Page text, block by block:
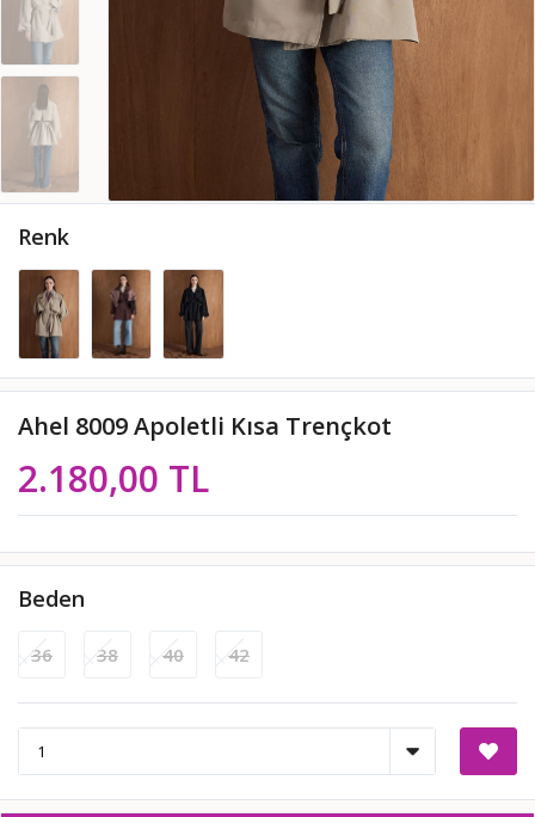
Ahel 8009 Apoletli Kısa Trençkot
2.180,00 TL
Renk
Beden
36 38 40 42